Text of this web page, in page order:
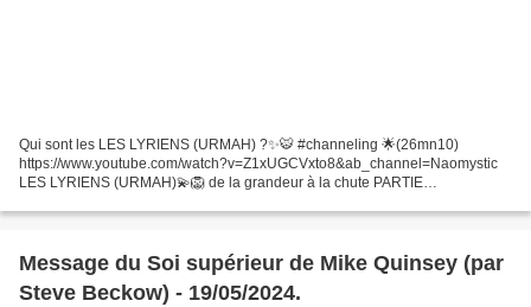
Qui sont les LES LYRIENS (URMAH) ?✨🐯 #channeling 🌟(26mn10)
https://www.youtube.com/watch?v=Z1xUGCVxto8&ab_channel=Naomystic
LES LYRIENS (URMAH)💫🦁 de la grandeur à la chute PARTIE
v=YiMh2Qn3n54&ab_channel=Naomystic Canalisation...
Message du Soi supérieur de Mike Quinsey (par
Steve Beckow) - 19/05/2024.